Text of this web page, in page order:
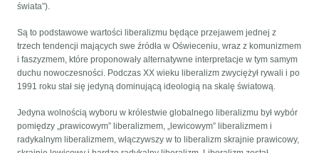
świata”).
Są to podstawowe wartości liberalizmu będące przejawem jednej z
trzech tendencji mających swe źródła w Oświeceniu, wraz z komunizmem
i faszyzmem, które proponowały alternatywne interpretacje w tym samym
duchu nowoczesności. Podczas XX wieku liberalizm zwyciężył rywali i po
1991 roku stał się jedyną dominującą ideologią na skalę światową.
Jedyna wolnością wyboru w królestwie globalnego liberalizmu był wybór
pomiędzy „prawicowym” liberalizmem, „lewicowym” liberalizmem i
radykalnym liberalizmem, włączywszy w to liberalizm skrajnie prawicowy,